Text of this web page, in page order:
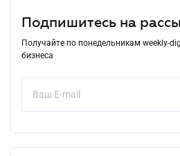
Подпишитесь на
Получайте по понедельникам weekly-
бизнеса